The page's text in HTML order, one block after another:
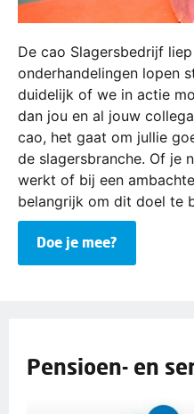
De cao Slagersbedrijf
onderhandelingen lopen
duidelijk of we in actie
dan jou en al jouw
cao, het gaat om jullie
de slagersbranche. Of je
werkt of bij een
belangrijk om dit doel te
Doe je mee?
Pensioen- en